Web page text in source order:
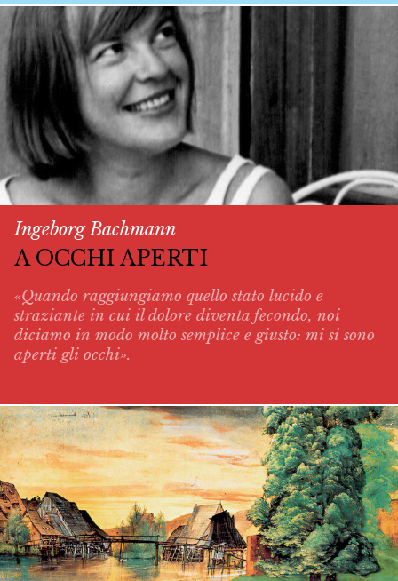
Ingeborg Bachmann
A OCCHI APERTI
«Quando raggiungiamo quello stato lucido e
straziante in cui il dolore diventa fecondo, noi
diciamo in modo molto semplice e giusto: mi si sono
aperti gli occhi».